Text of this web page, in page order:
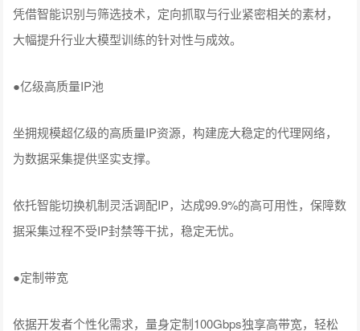
凭借智能识别与筛选技术，定向抓取与行业紧密相关的素材，
大幅提升行业大模型训练的针对性与成效。
●亿级高质量IP池
坐拥规模超亿级的高质量IP资源，构建庞大稳定的代理网络，
为数据采集提供坚实支撑。
依托智能切换机制灵活调配IP，达成99.9%的高可用性，保障数
据采集过程不受IP封禁等干扰，稳定无忧。
●定制带宽
依据开发者个性化需求，量身定制100Gbps独享高带宽，轻松